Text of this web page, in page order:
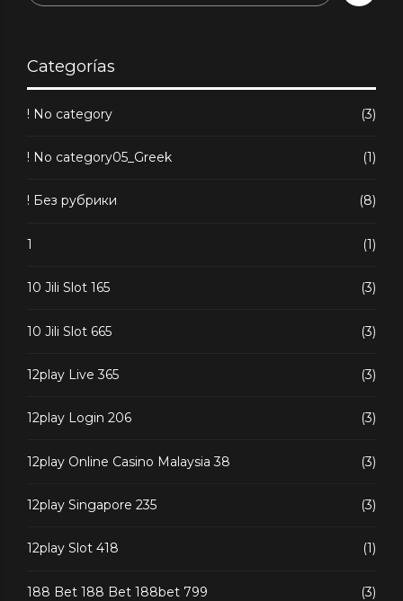
Categorías
! No category (3)
! No category05_Greek (1)
! Без рубрики (8)
1 (1)
10 Jili Slot 165 (3)
10 Jili Slot 665 (3)
12play Live 365 (3)
12play Login 206 (3)
12play Online Casino Malaysia 38 (3)
12play Singapore 235 (3)
12play Slot 418 (1)
188 Bet 188 Bet 188bet 799 (3)